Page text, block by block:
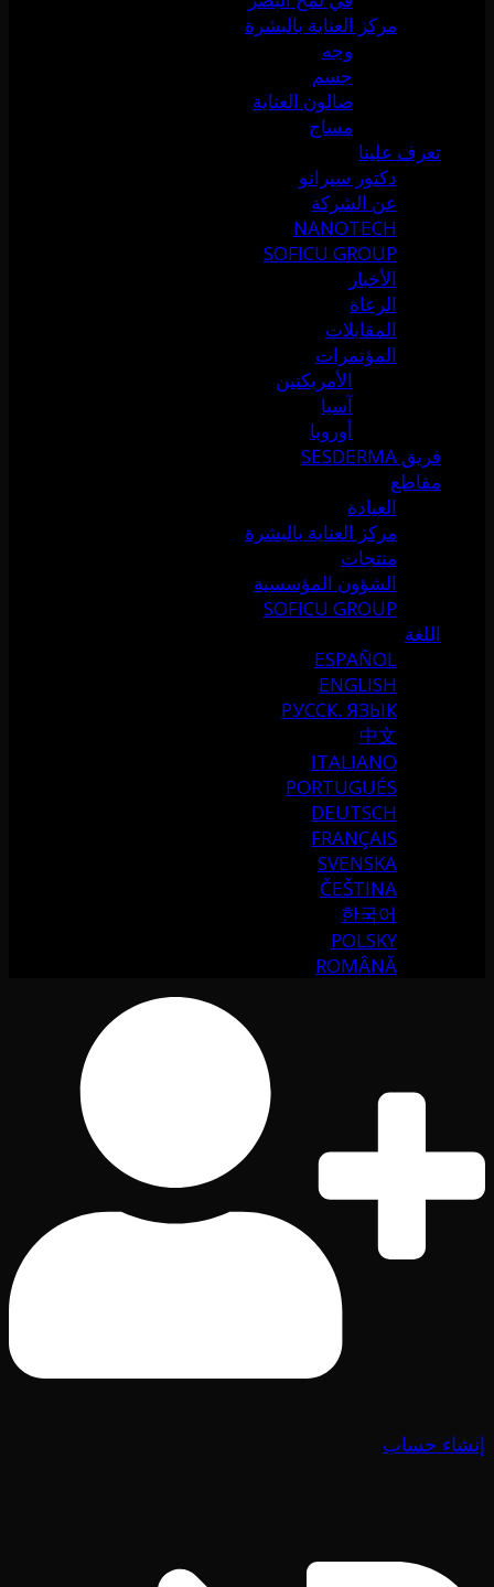
مركز العناية بالبشرة
وجه
جسم
صالون العناية
مساج
تعرف علينا
دكتور سيرانو
عن الشركة
NANOTECH
SOFICU GROUP
الأخبار
الرعاة
المقابلات
المؤتمرات
الأمريكتين
آسيا
أوروبا
فريق SESDERMA
مقاطع
العيادة
مركز العناية بالبشرة
منتجات
الشؤون المؤسسية
SOFICU GROUP
اللغة
ESPAÑOL
ENGLISH
РУССК. ЯЗЫК
中文
ITALIANO
PORTUGUÉS
DEUTSCH
FRANÇAIS
SVENSKA
ČEŠTINA
한국어
POLSKY
ROMÂNĂ
إنشاء حساب